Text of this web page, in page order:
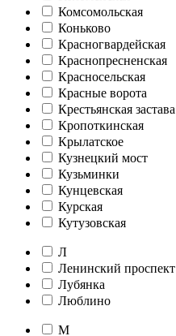
Комсомольская
Коньково
Красногвардейская
Краснопресненская
Красносельская
Красные ворота
Крестьянская застава
Кропоткинская
Крылатское
Кузнецкий мост
Кузьминки
Кунцевская
Курская
Кутузовская
Л
Ленинский проспект
Лубянка
Люблино
М